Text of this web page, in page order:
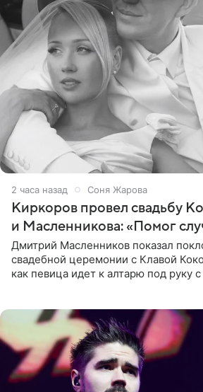
2 часа назад Соня Жарова
Киркоров провел свадьбу
и Масленникова: «Помог
Дмитрий Масленников показал
свадебной церемонии с Клавой
как певица идет к алтарю под руку